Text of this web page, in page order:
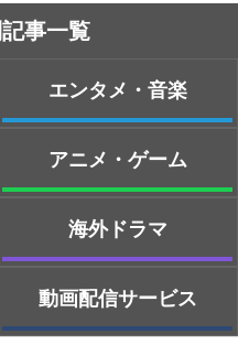
事一覧
エンタメ・音楽
アニメ・ゲーム
海外ドラマ
動画配信サービス